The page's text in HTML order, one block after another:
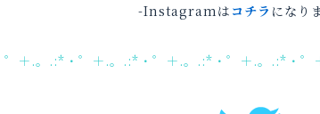
-Instagramは コチラ になり
゜＋.。.:*・゜＋.。.:*・゜＋.。.:*・゜＋.。.:*・゜